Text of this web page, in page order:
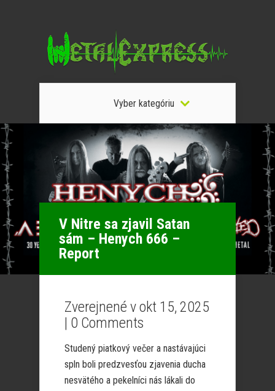
Vyber kategóriu
V Nitre sa zjavil Satan
sám – Henych 666 –
Report
Zverejnené v okt 15, 2025
| 0 Comments
Studený piatkový večer a nastávajúci
spln boli predzvesťou zjavenia ducha
nesvätého a pekelníci nás lákali do